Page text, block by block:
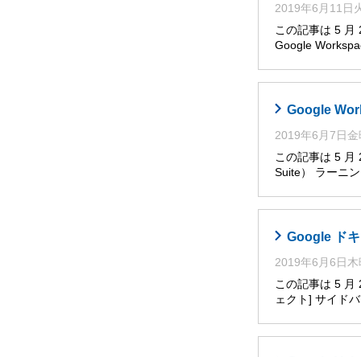
2019年6月11日
この記事は 5 月
Google
Google
2019年6月7日金
この記事は 5 月
Suite） ラーニ
Google ド
2019年6月6日木
この記事は 5 月
ェクト] サイド